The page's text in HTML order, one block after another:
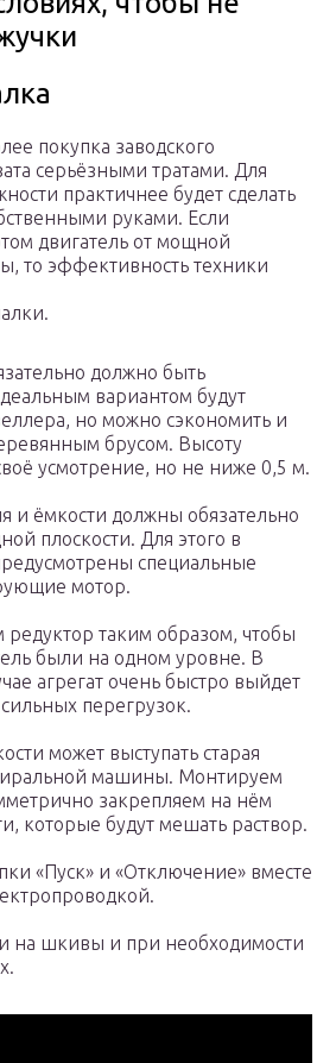
покупка заводского
серьёзными тратами. Для
практичнее будет сделать
руками. Если
двигатель от мощной
то эффективность техники
должно быть
вариантом будут
но можно сэкономить и
брусом. Высоту
усмотрение, но не ниже 0,5 м.
и ёмкости должны обязательно
плоскости. Для этого в
специальные
мотор.
редуктор таким образом, чтобы
были на одном уровне. В
агрегат очень быстро выйдет
перегрузок.
может выступать старая
машины. Монтируем
закрепляем на нём
которые будут мешать раствор.
«Пуск» и «Отключение» вместе
на шкивы и при необходимости